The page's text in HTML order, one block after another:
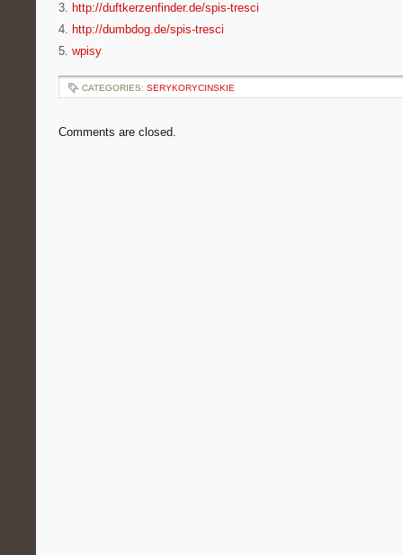
3. http://duftkerzenfinder.de/spis-tresci
4. http://dumbdog.de/spis-tresci
5. wpisy
CATEGORIES: SERYKORYCINSKIE
Comments are closed.